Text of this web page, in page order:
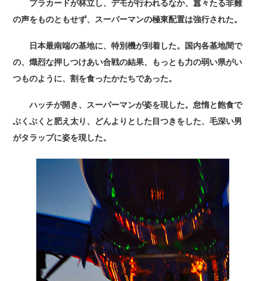
プラカードが林立し、デモが行われるなか、囂々たる非難
の声をものともせず、スーパーマンの極東配置は強行された。
日本最南端の基地に、特別機が到着した。国内各基地間で
の、熾烈な押しつけあい合戦の結果、もっとも力の弱い県がい
つものように、割を食ったかたちであった。
ハッチが開き、スーパーマンが姿を現した。怠惰と飽食で
ぶくぶくと肥え太り、どんよりとした目つきをした、毛深い男
がタラップに姿を現した。